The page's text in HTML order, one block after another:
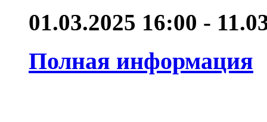
01.03.2025 16:00 -
Полная информация